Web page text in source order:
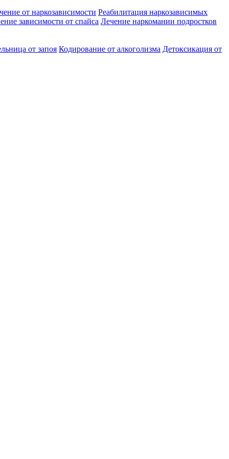
от наркозависимости Реабилитация наркозависимых
зависимости от спайса Лечение наркомании подростков
от запоя Кодирование от алкоголизма Детоксикация от